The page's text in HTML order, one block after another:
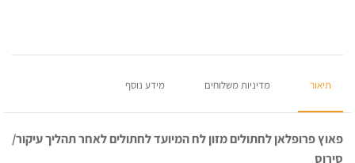
תיאור מדיניות משלוחים מידע נוסף
פאוץ פרופלאן לחתולים מזון לח המיועד לחתולים לאחר תהליך עיקור/
סירוס